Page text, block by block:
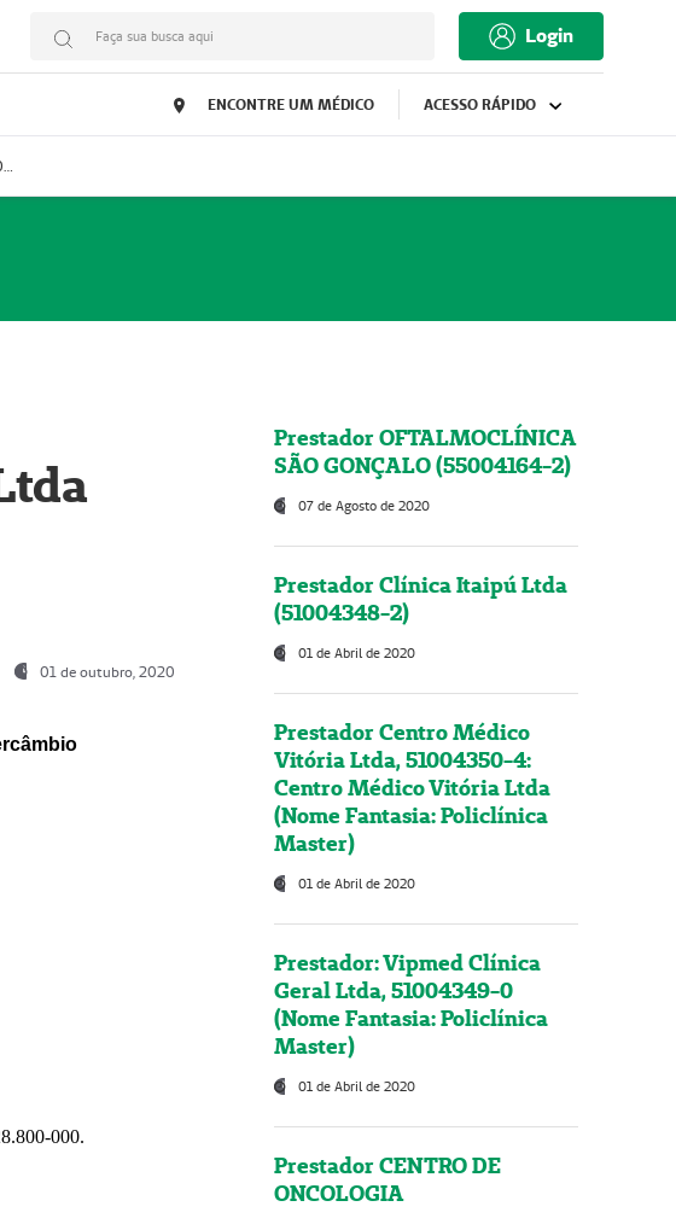
Faça sua busca aqui Login
ENCONTRE UM MÉDICO ACESSO RÁPIDO
Prestador Mosaicum Espaço Clínico Ltda (51004352-0)
01 de outubro, 2020
000.
Prestador OFTALMOCLÍNICA
SÃO GONÇALO (55004164-2)
07 de Agosto de 2020
Prestador Clínica Itaipú Ltda
(51004348-2)
01 de Abril de 2020
Prestador Centro Médico
Vitória Ltda, 51004350-4:
Centro Médico Vitória Ltda
(Nome Fantasia: Policlínica
Master)
01 de Abril de 2020
Prestador: Vipmed Clínica
Geral Ltda, 51004349-0
(Nome Fantasia: Policlínica
Master)
01 de Abril de 2020
Prestador CENTRO DE
ONCOLOGIA